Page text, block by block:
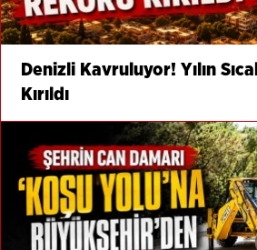
Denizli Kavruluyor! Yılın
Kırıldı